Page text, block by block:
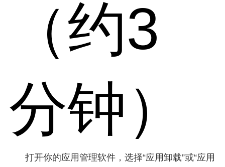
（约3
分钟）
打开你的应用管理软件，选择“应用卸载”或“应用